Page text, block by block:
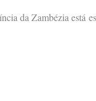
da Zambézia está